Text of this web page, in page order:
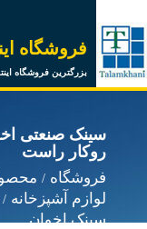
فروشگاه
بزرگترین فروشگاه
روکار راست
فروشگاه
لوازم آشپزخانه
سینک اخوان